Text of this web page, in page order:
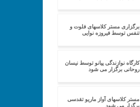
برگزاری مستر کلاسهای فلوت و
تنفس توسط فیروزه نوایی
کارگاه نوازندگی پیانو توسط نیسان
روحانی برگزار می شود
مستر کلاسهای آواز ماریو تقدسی
برگزار می شود